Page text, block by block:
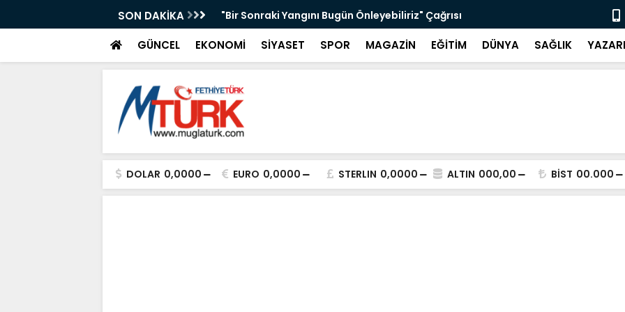
SON DAKİKA Selahattin Sapmaz'ın Adı Menteşe'de Yaşatılacak Emekli
GÜNCEL EKONOMİ SİYASET SPOR MAGAZİN EĞİTİM DÜNYA SAĞLIK
DOLAR 0,0000 EURO 0,0000 STERLIN 0,0000 ALTIN 000,00 BİST 00.000